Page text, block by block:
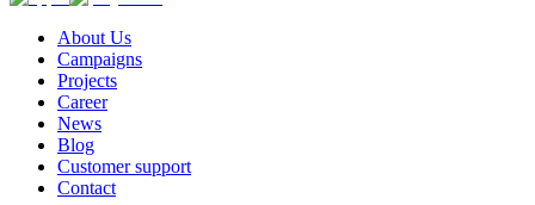
About Us
Campaigns
Projects
Career
News
Blog
Customer support
Contact